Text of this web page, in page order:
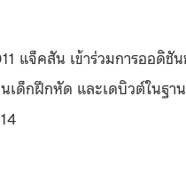
แจ็คสัน เข้าร่วมการออดิชั
เด็กฝึกหัด และเดบิวต์ในฐา